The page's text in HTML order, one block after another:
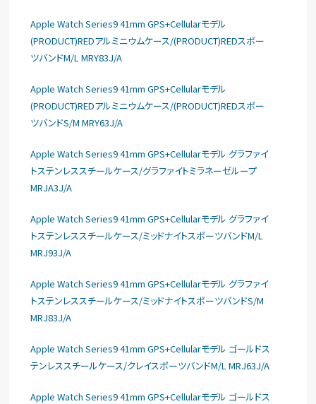
Apple Watch Series9 41mm GPS+Cellularモデル
(PRODUCT)REDアルミニウムケース/(PRODUCT)REDスポー
ツバンドM/L MRY83J/A
Apple Watch Series9 41mm GPS+Cellularモデル
(PRODUCT)REDアルミニウムケース/(PRODUCT)REDスポー
ツバンドS/M MRY63J/A
Apple Watch Series9 41mm GPS+Cellularモデル グラファイ
トステンレススチールケース/グラファイトミラネーゼループ
MRJA3J/A
Apple Watch Series9 41mm GPS+Cellularモデル グラファイ
トステンレススチールケース/ミッドナイトスポーツバンドM/L
MRJ93J/A
Apple Watch Series9 41mm GPS+Cellularモデル グラファイ
トステンレススチールケース/ミッドナイトスポーツバンドS/M
MRJ83J/A
Apple Watch Series9 41mm GPS+Cellularモデル ゴールドス
テンレススチールケース/クレイスポーツバンドM/L MRJ63J/A
Apple Watch Series9 41mm GPS+Cellularモデル ゴールドス